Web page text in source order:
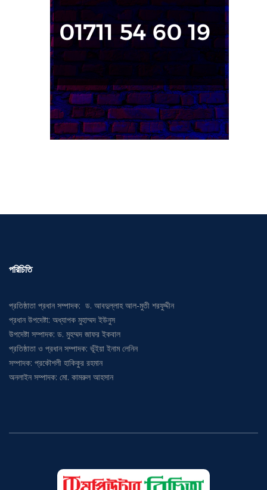
পরিচিতি
প্রতিষ্ঠাতা প্রধান সম্পাদক: ড. আবদুল্লাহ আল-মুতী শরফুদ্দীন
প্রধান উপদেষ্টা: অধ্যাপক মুহাম্মদ ইউনুস
উপদেষ্টা সম্পাদক: ড. মুহম্মদ জাফর ইকবাল
প্রতিষ্ঠাতা ও প্রধান সম্পাদক: ভূঁইয়া ইনাম লেনিন
সম্পাদক: প্রকৌশলী হাকিকুর রহমান
অনলাইন সম্পাদক: মো. কামরুল আহসান